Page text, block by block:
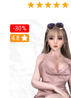
-30%
4.8